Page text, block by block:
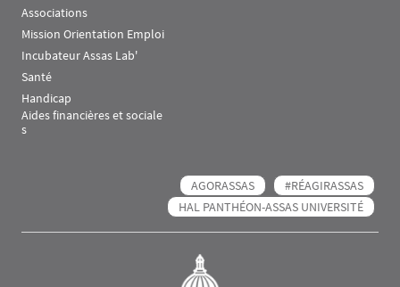
Associations
Mission Orientation Emploi
Incubateur Assas Lab'
Santé
Handicap
Aides financières et sociale
s
AGORASSAS
#RÉAGIRASSAS
HAL PANTHÉON-ASSAS UNIVERSITÉ